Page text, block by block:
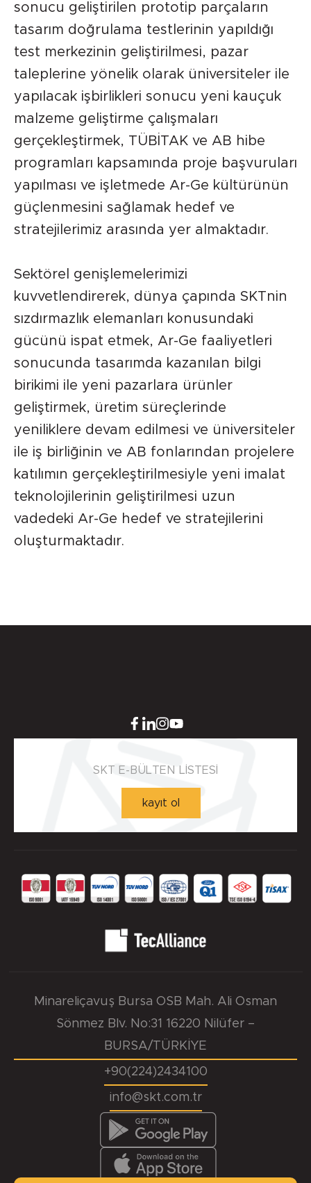
sonucu geliştirilen prototip parçaların
tasarım doğrulama testlerinin yapıldığı
test merkezinin geliştirilmesi, pazar
taleplerine yönelik olarak üniversiteler ile
yapılacak işbirlikleri sonucu yeni kauçuk
malzeme geliştirme çalışmaları
gerçekleştirmek, TÜBİTAK ve AB hibe
programları kapsamında proje başvuruları
yapılması ve işletmede Ar-Ge kültürünün
güçlenmesini sağlamak hedef ve
stratejilerimiz arasında yer almaktadır.
Sektörel genişlemelerimizi
kuvvetlendirerek, dünya çapında SKTnin
sızdırmazlık elemanları konusundaki
gücünü ispat etmek, Ar-Ge faaliyetleri
sonucunda tasarımda kazanılan bilgi
birikimi ile yeni pazarlara ürünler
geliştirmek, üretim süreçlerinde
yeniliklere devam edilmesi ve üniversiteler
ile iş birliğinin ve AB fonlarından projelere
katılımın gerçekleştirilmesiyle yeni imalat
teknolojilerinin geliştirilmesi uzun
vadedeki Ar-Ge hedef ve stratejilerini
oluşturmaktadır.
SKT E-BÜLTEN LİSTESİ
kayıt ol
Minareliçavuş Bursa OSB Mah. Ali Osman
Sönmez Blv. No:31 16220 Nilüfer –
BURSA/TÜRKİYE
+90(224)2434100
info@skt.com.tr